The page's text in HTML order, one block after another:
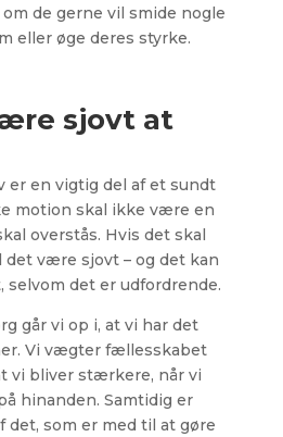
de gerne vil smide nogle
eller øge deres styrke.
sjovt at
er en vigtig del af et sundt
motion skal ikke være en
overstås. Hvis det skal
være sjovt – og det kan
det er udfordrende.
går vi op i, at vi har det
Vi vægter fællesskabet
vi bliver stærkere, når vi
hinanden. Samtidig er
det, som er med til at gøre